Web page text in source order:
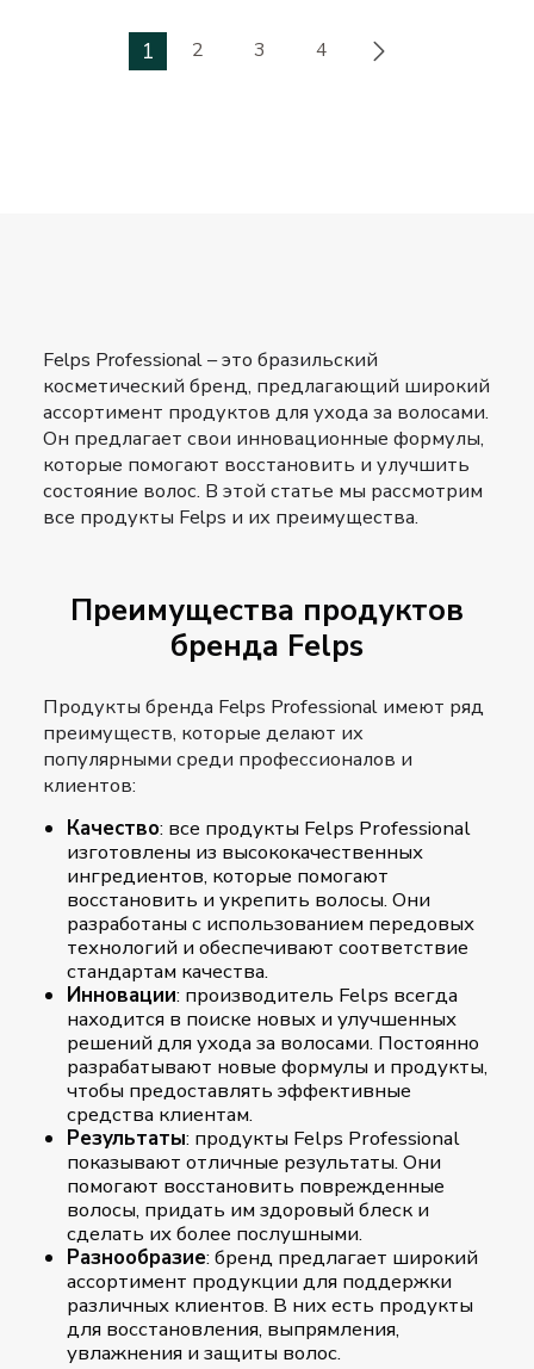
1 2 3 4
Felps Professional – это бразильский
косметический бренд, предлагающий широкий
ассортимент продуктов для ухода за волосами.
Он предлагает свои инновационные формулы,
которые помогают восстановить и улучшить
состояние волос. В этой статье мы рассмотрим
все продукты Felps и их преимущества.
Преимущества продуктов
бренда Felps
Продукты бренда Felps Professional имеют ряд
преимуществ, которые делают их
популярными среди профессионалов и
клиентов:
Качество: все продукты Felps Professional
изготовлены из высококачественных
ингредиентов, которые помогают
восстановить и укрепить волосы. Они
разработаны с использованием передовых
технологий и обеспечивают соответствие
стандартам качества.
Инновации: производитель Felps всегда
находится в поиске новых и улучшенных
решений для ухода за волосами. Постоянно
разрабатывают новые формулы и продукты,
чтобы предоставлять эффективные
средства клиентам.
Результаты: продукты Felps Professional
показывают отличные результаты. Они
помогают восстановить поврежденные
волосы, придать им здоровый блеск и
сделать их более послушными.
Разнообразие: бренд предлагает широкий
ассортимент продукции для поддержки
различных клиентов. В них есть продукты
для восстановления, выпрямления,
увлажнения и защиты волос.